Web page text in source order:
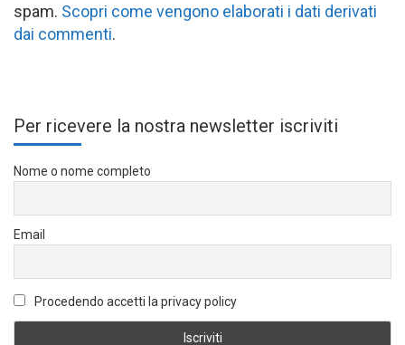
spam. Scopri come vengono elaborati i dati derivati
dai commenti.
Per ricevere la nostra newsletter iscriviti
Nome o nome completo
Email
Procedendo accetti la privacy policy